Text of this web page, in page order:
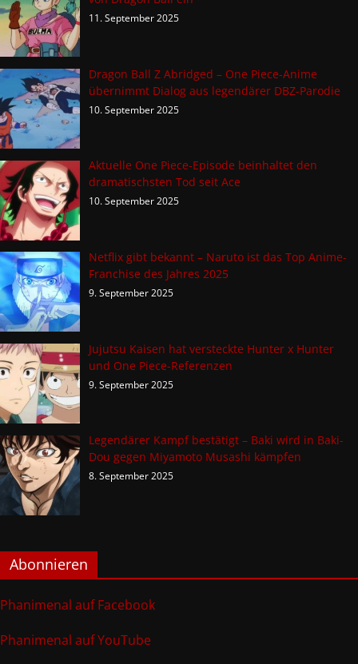
11. September 2025
Dragon Ball Z Abridged – One Piece-Anime
übernimmt Dialog aus legendärer DBZ-Parodie
10. September 2025
Aktuelle One Piece-Episode beinhaltet den
dramatischsten Tod seit Ace
10. September 2025
Netflix gibt bekannt – Naruto ist das Top Anime-
Franchise des Jahres 2025
9. September 2025
Jujutsu Kaisen hat versteckte Hunter x Hunter
und One Piece-Referenzen
9. September 2025
Legendärer Kampf bestätigt – Baki wird in Baki-
Dou gegen Miyamoto Musashi kämpfen
8. September 2025
Abonnieren
Phanimenal auf Facebook
Phanimenal auf YouTube